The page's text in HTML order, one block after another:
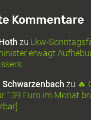
Kommentare
zu Lkw-
erwägt
Schwarzenbach zu 🔥
139 Euro im Monat